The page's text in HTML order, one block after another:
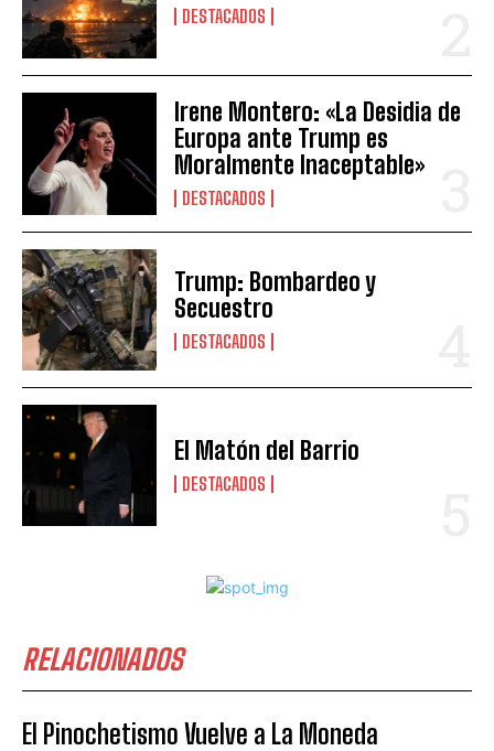
DESTACADOS
Irene Montero: «La Desidia de
Europa ante Trump es
Moralmente Inaceptable»
DESTACADOS
Trump: Bombardeo y
Secuestro
DESTACADOS
El Matón del Barrio
DESTACADOS
RELACIONADOS
El Pinochetismo Vuelve a La Moneda